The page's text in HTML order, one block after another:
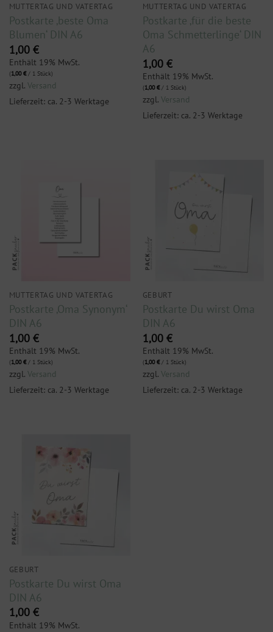
MUTTERTAG UND VATERTAG
Postkarte ‚beste Oma
Blumen‘ DIN A6
1,00 €
Enthält 19% MwSt.
(1,00€/ 1 Stück)
zzgl. Versand
Lieferzeit: ca. 2-3 Werktage
MUTTERTAG UND VATERTAG
Postkarte ‚für die beste
Oma Schmetterlinge‘ DIN
A6
1,00 €
Enthält 19% MwSt.
(1,00€/ 1 Stück)
zzgl. Versand
Lieferzeit: ca. 2-3 Werktage
MUTTERTAG UND VATERTAG
Postkarte ‚Oma Synonym‘
DIN A6
1,00 €
Enthält 19% MwSt.
(1,00€/ 1 Stück)
zzgl. Versand
Lieferzeit: ca. 2-3 Werktage
GEBURT
Postkarte Du wirst Oma
DIN A6
1,00 €
Enthält 19% MwSt.
(1,00€/ 1 Stück)
zzgl. Versand
Lieferzeit: ca. 2-3 Werktage
GEBURT
Postkarte Du wirst Oma
DIN A6
1,00 €
Enthält 19% MwSt.